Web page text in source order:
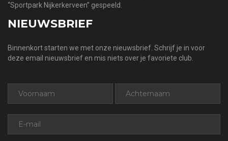
“Sportpark Nijkerkerveen” gespeeld.
NIEUWSBRIEF
Binnenkort starten we met onze nieuwsbrief. Schrijf je in voor
deze email nieuwsbrief en mis niets over je favoriete club.